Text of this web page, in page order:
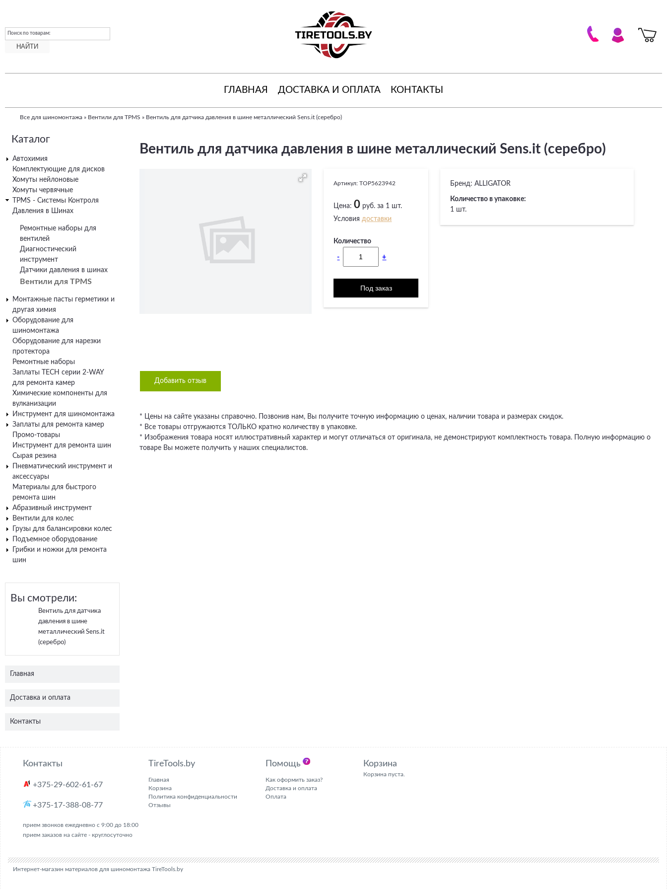
Поиск по товарам:
ГЛАВНАЯ ДОСТАВКА И ОПЛАТА КОНТАКТЫ
здесь
Все для шиномонтажа » Вентили для TPMS » Вентиль для датчика давления в шине металлический Sens.it (серебро)
Вентиль для датчика давления в шине металлический Sens.it (серебро)
Артикул:TOP5623942
Цена:0 руб. за 1 шт.
Условиядоставки
Количество
- +
Бренд:ALLIGATOR
Количество в упаковке:
1 шт.
Добавить отзыв
* Цены на сайте указаны справочно. Позвонив нам, Вы получите точную информацию о ценах, наличии товара и размерах скидок.
* Все товары отгружаются ТОЛЬКО кратно количеству в упаковке.
* Изображения товара носят иллюстративный характер и могут отличаться от оригинала, не демонстрируют комплектность товара. Полную информацию о
товаре Вы можете получить у наших специалистов.
Каталог
Автохимия
Комплектующие для дисков
Хомуты нейлоновые
Хомуты червячные
TPMS - Системы Контроля
Давления в Шинах
Ремонтные наборы для
вентилей
Диагностический
инструмент
Датчики давления в шинах
Вентили для TPMS
Монтажные пасты герметики и
другая химия
Оборудование для
шиномонтажа
Оборудование для нарезки
протектора
Ремонтные наборы
Заплаты TECH серии 2-WAY
для ремонта камер
Химические компоненты для
вулканизации
Инструмент для шиномонтажа
Заплаты для ремонта камер
Промо-товары
Инструмент для ремонта шин
Сырая резина
Пневматический инструмент и
аксессуары
Материалы для быстрого
ремонта шин
Абразивный инструмент
Вентили для колес
Грузы для балансировки колес
Подъемное оборудование
Грибки и ножки для ремонта
шин
Вы смотрели:
Вентиль для датчика
давления в шине
металлический Sens.it
(серебро)
Главная
Доставка и оплата
Контакты
Контакты
+375-29-602-61-67
+375-17-388-08-77
прием звонков ежедневно с 9:00 до 18:00
прием заказов на сайте - круглосуточно
TireTools.by
Главная
Корзина
Политика конфиденциальности
Отзывы
Помощь
Как оформить заказ?
Доставка и оплата
Оплата
Корзина
Корзина пуста.
Интернет-магазин материалов для шиномонтажа TireTools.by